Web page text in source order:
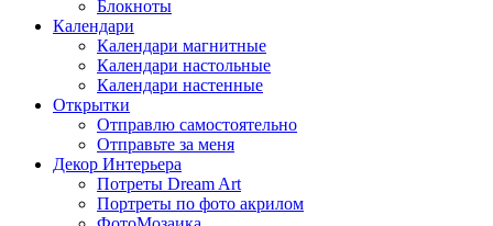
Блокноты
Календари
Календари магнитные
Календари настольные
Календари настенные
Открытки
Отправлю самостоятельно
Отправьте за меня
Декор Интерьера
Потреты Dream Art
Портреты по фото акрилом